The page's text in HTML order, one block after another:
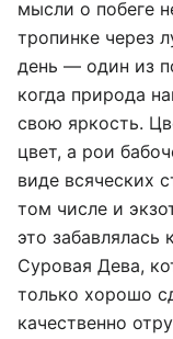
мысли о побеге
тропинке через
день — один из
когда природа
свою яркость.
цвет, а рои
виде всяческих
том числе и
это забавлялась
Суровая Дева,
только хорошо
качественно